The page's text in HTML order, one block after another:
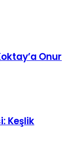
Onur
Keşlik